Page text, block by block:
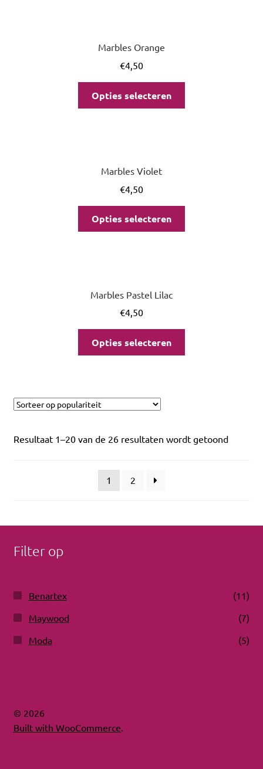
Marbles Orange
€4,50
Opties selecteren
Marbles Violet
€4,50
Opties selecteren
Marbles Pastel Lilac
€4,50
Opties selecteren
Resultaat 1–20 van de 26 resultaten wordt getoond
1 2
Filter op
Benartex
(11)
Maywood
(7)
Moda
(5)
© 2026
Built with WooCommerce